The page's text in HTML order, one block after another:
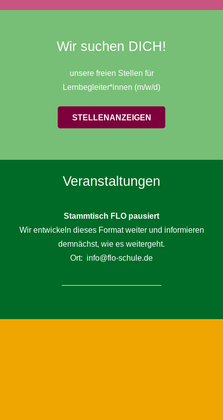
Wir suchen DICH!
unsere freien Stellen für
Lernbegleiter*innen (m/w/d)
STELLENANZEIGEN
Veranstaltungen
Stammtisch FLO pausiert
Wir entwickeln dieses Format weiter und informieren
demnächst, wie es weitergeht.
Ort: info@flo-schule.de